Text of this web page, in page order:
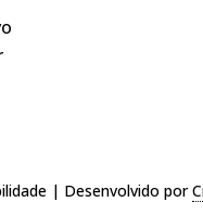
| Desenvolvido por